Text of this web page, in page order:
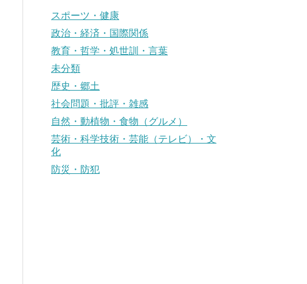
スポーツ・健康
政治・経済・国際関係
教育・哲学・処世訓・言葉
未分類
歴史・郷土
社会問題・批評・雑感
自然・動植物・食物（グルメ）
芸術・科学技術・芸能（テレビ）・文
化
防災・防犯